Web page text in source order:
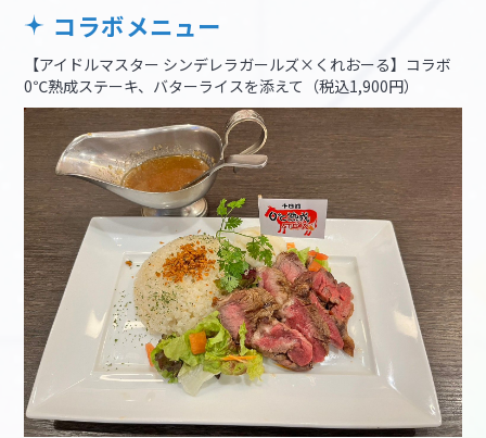
コラボメニュー
【アイドルマスター シンデレラガールズ×くれおーる】コラボ
0℃熟成ステーキ、バターライスを添えて（税込1,900円）